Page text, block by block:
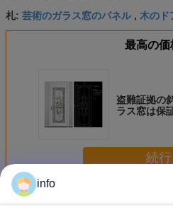
札: 芸術のガラス窓のパネル, 木のド
最高の価
盗難証拠の
ラス窓は保
続行
多く芸術ガラスのパネル
info